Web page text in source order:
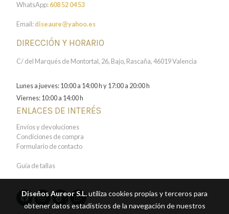
WhatsApp:608 52 04 53
Email:diseaure@yahoo.es
DIRECCIÓN Y HORARIO
C/ del Marqués de Montortal, 26, Bajo, Rascaña, 46019 Valencia
Lunes a jueves: 10:00 a 14:00 h y 17:00 a 20:00 h
Viernes: 10:00 a 14:00 h
ENLACES DE INTERÉS
Envíos y devoluciones
Condiciones de compra
Formulario de contacto
Guía de tallas
Diseños Aureor S.L.utiliza cookies propias y terceros para
obtener datos estadísticos de la navegación de nuestros